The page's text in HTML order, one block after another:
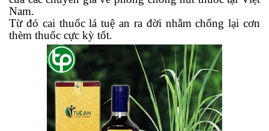
Nam.
Từ đó cai thuốc lá tuệ an ra đời nhằm chống lại cơn
thèm thuốc cực kỳ tốt.